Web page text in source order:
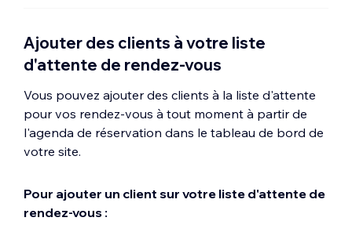
Ajouter des clients à votre liste
d'attente de rendez-vous
Vous pouvez ajouter des clients à la liste d'attente
pour vos rendez-vous à tout moment à partir de
l'agenda de réservation dans le tableau de bord de
votre site.
Pour ajouter un client sur votre liste d'attente de
rendez-vous :